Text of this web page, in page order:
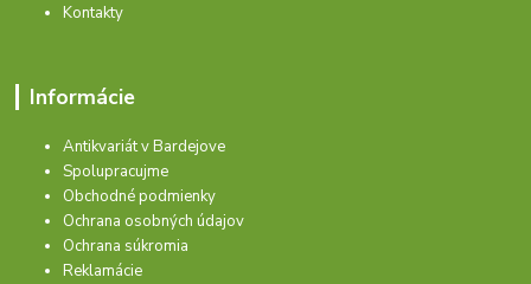
Kontakty
Informácie
Antikvariát v Bardejove
Spolupracujme
Obchodné podmienky
Ochrana osobných údajov
Ochrana súkromia
Reklamácie